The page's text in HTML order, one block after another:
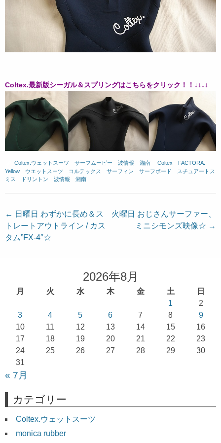
Coltex.最新版シーガル＆スプリングはこちらをクリック！！↓↓↓↓
Coltex.ウェットスーツ サーフムービー 波情報 湘南 Coltex FACTORA.
Yellow
ウエットスーツ コルテックス サーフィン サーフボード
スチュアートス
ミス
ドリントン 波情報 湘南
投
稿
ナ
← 日曜日 わずかに長め＆ス
トレートアウトライン / カス
タム”FX-4″☆
火曜日 おじさんサーファー、
ミニシモンズ映像☆ →
2026年8月
月 火 水 木 金 土
日
1
2
3
4 5 6 7 8
9
10
11 12 13 14 15
16
17
18 19 20 21 22
23
24
25 26 27 28 29
30
31
« 7月
カテゴリー
Coltex.ウェットスーツ
monica rubber